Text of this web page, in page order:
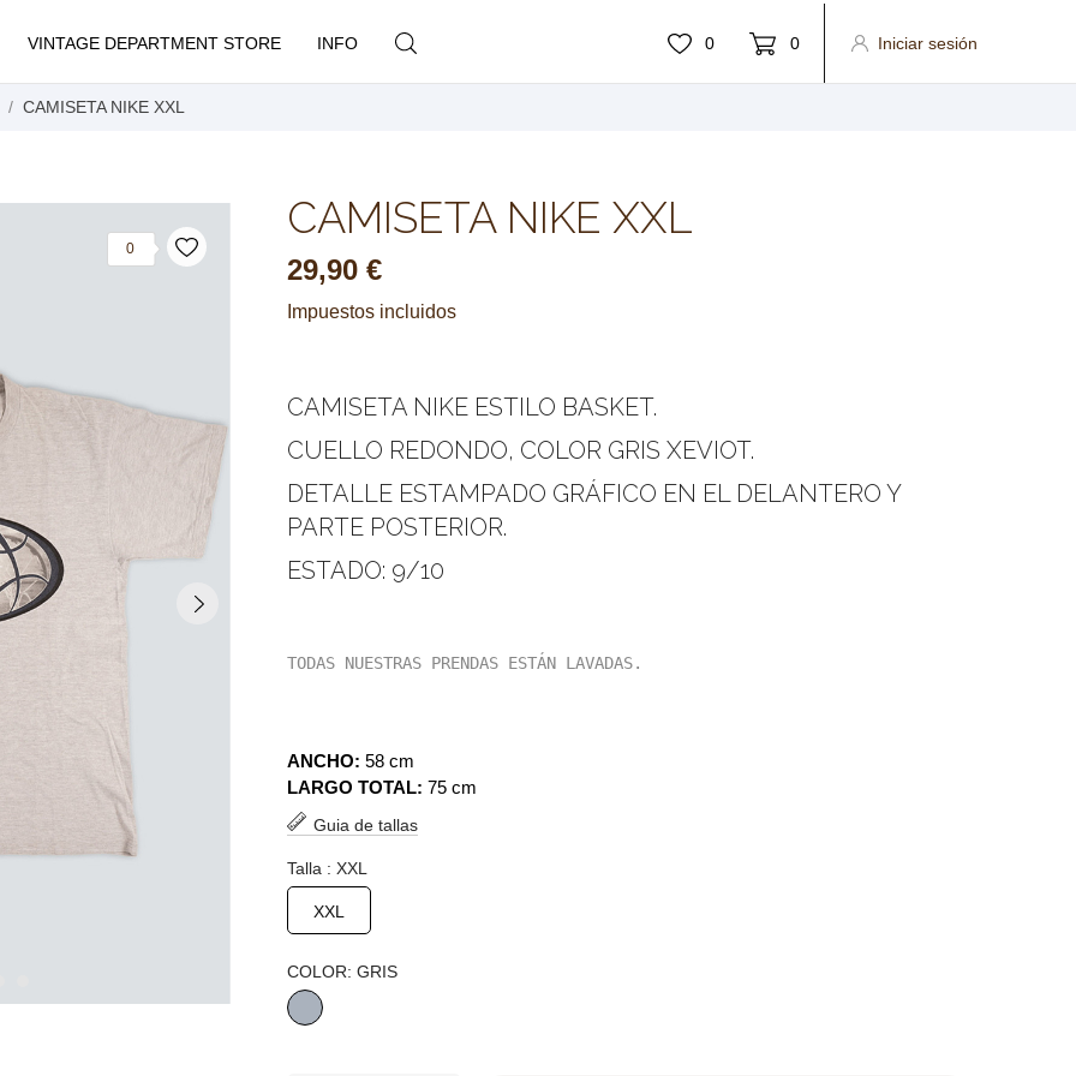
VINTAGE DEPARTMENT STORE INFO 0 0 Iniciar sesión
CAMISETA NIKE XXL
0
CAMISETA NIKE XXL
29,90 €
Impuestos incluidos
CAMISETA NIKE ESTILO BASKET.
CUELLO REDONDO, COLOR GRIS XEVIOT.
DETALLE ESTAMPADO GRÁFICO EN EL DELANTERO Y
PARTE POSTERIOR.
ESTADO: 9/10
TODAS NUESTRAS PRENDAS ESTÁN LAVADAS.
ANCHO: 58 cm
LARGO TOTAL: 75 cm
Guia de tallas
Talla : XXL
XXL
COLOR: GRIS
GRIS